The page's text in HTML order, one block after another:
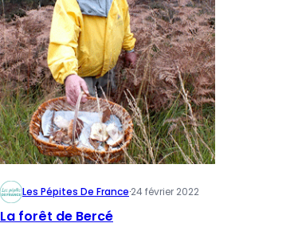
Les Pépites De France·24 février 2022
La forêt de Bercé